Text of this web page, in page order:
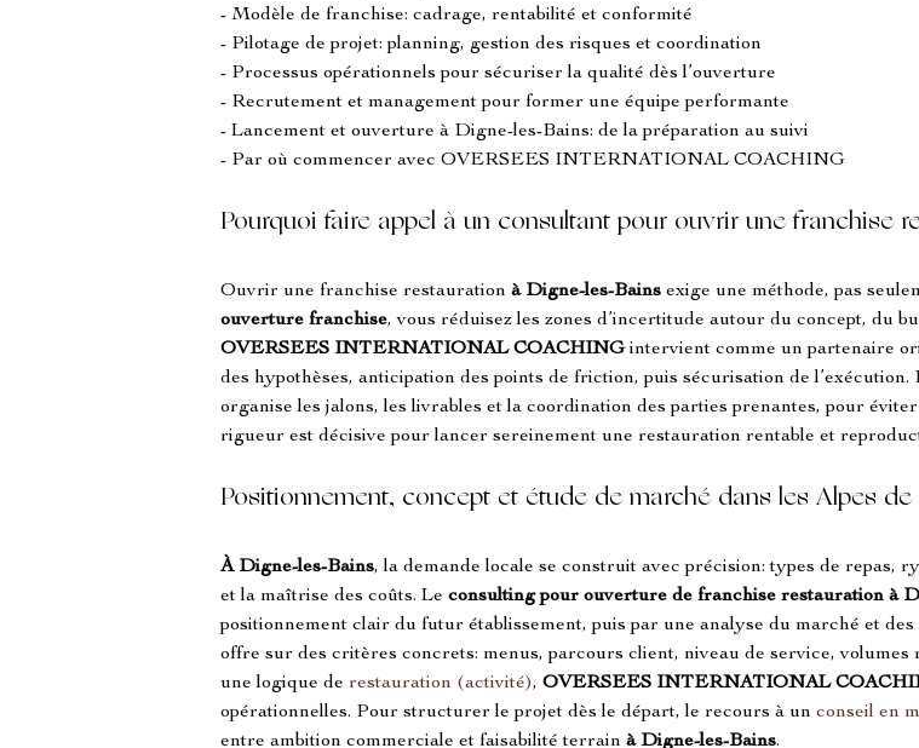
- Modèle de franchise: cadrage, rentabilité et conformité
- Pilotage de projet: planning, gestion des risques et coordination
- Processus opérationnels pour sécuriser la qualité dès l’ouverture
- Recrutement et management pour former une équipe performante
- Lancement et ouverture à Digne-les-Bains: de la préparation au suivi
- Par où commencer avec OVERSEES INTERNATIONAL COACHING
Pourquoi faire appel à un consultant pour ouvrir une franchise
Ouvrir une franchise restauration à Digne-les-Bains exige une méthode, pas
ouverture franchise, vous réduisez les zones d’incertitude autour du concept, du
OVERSEES INTERNATIONAL COACHING intervient comme un partenaire
des hypothèses, anticipation des points de friction, puis sécurisation de l’exécution.
organise les jalons, les livrables et la coordination des parties prenantes, pour
rigueur est décisive pour lancer sereinement une restauration rentable et
Positionnement, concept et étude de marché dans les Alpes
À Digne-les-Bains, la demande locale se construit avec précision: types de repas,
et la maîtrise des coûts. Le consulting pour ouverture de franchise restauration à
positionnement clair du futur établissement, puis par une analyse du marché et des
offre sur des critères concrets: menus, parcours client, niveau de service, volumes
une logique de restauration (activité), OVERSEES INTERNATIONAL
opérationnelles. Pour structurer le projet dès le départ, le recours à un conseil en
entre ambition commerciale et faisabilité terrain à Digne-les-Bains.